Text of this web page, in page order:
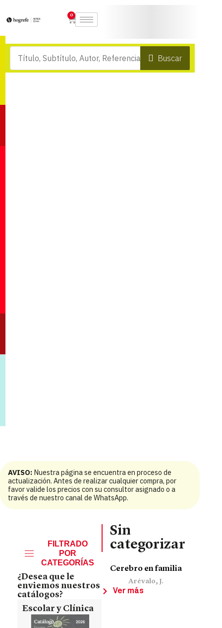
0
Buscar
AVISO: Nuestra página se encuentra en proceso de
actualización. Antes de realizar cualquier compra, por
favor valide los precios con su consultor asignado o a
través de nuestro canal de WhatsApp.
FILTRADO
POR
CATEGORÍAS
¿Desea que le
enviemos nuestros
catálogos?
Escolar y Clínica
Sin
categorizar
Cerebro en familia
Arévalo, J.
Ver más